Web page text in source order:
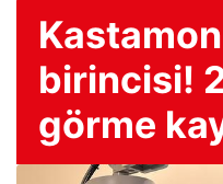
birincisi!
görme